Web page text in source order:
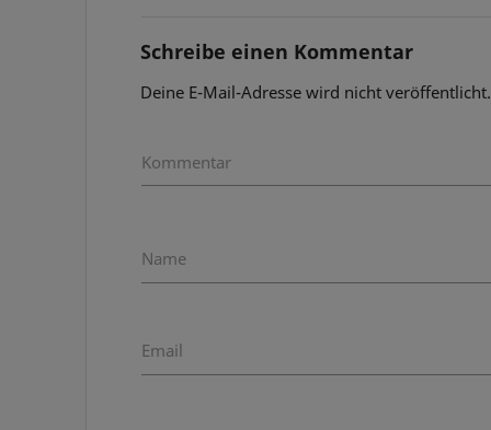
Schreibe einen Kommentar
Deine E-Mail-Adresse wird nicht veröffentlicht.
Kommentar
Name
Email